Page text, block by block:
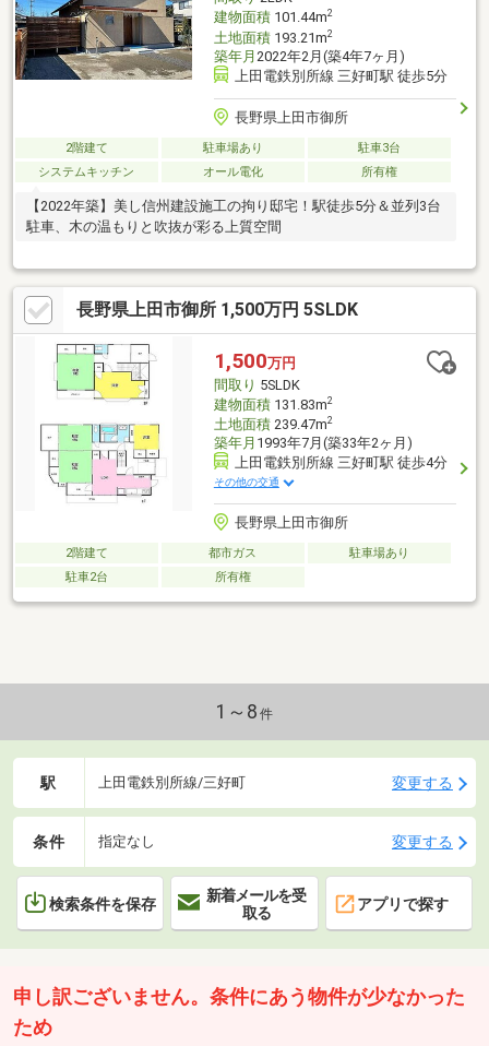
建物面積101.44m2
土地面積193.21m2
築年月 2022年2月(築4年7ヶ月)
上田電鉄別所線 三好町駅 徒歩5分
長野県上田市御所
2階建て 駐車場あり
駐車3台
システムキッチン
オール電化 所有権
【2022年築】美し信州建設施工の拘り邸宅！駅徒歩5分＆並列3台
駐車、木の温もりと吹抜が彩る上質空間
長野県上田市御所 1,500万円 5SLDK
1,500万円
間取り 5SLDK
建物面積131.83m2
土地面積239.47m2
築年月 1993年7月(築33年2ヶ月)
上田電鉄別所線 三好町駅 徒歩4分
その他の交通
長野県上田市御所
2階建て 都市ガス
駐車場あり
駐車2台
所有権
1～8 件
駅 上田電鉄別所線/三好町 変更する
条件 指定なし 変更する
検索条件を保存
新着メールを受
取る
アプリで探す
申し訳ございません。条件にあう物件が少なかった
ため